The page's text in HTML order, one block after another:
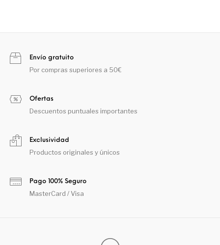
Envío gratuito
Por compras superiores a 50€
Ofertas
Descuentos puntuales importantes
Exclusividad
Productos originales y únicos
Pago 100% Seguro
MasterCard / Visa